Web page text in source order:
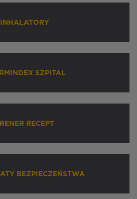
INHALATORY
SZPITAL
RECEPT
BEZPIECZEŃSTWA